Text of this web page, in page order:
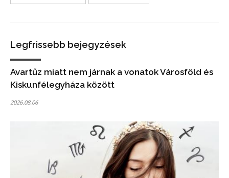
Legfrissebb bejegyzések
Avartűz miatt nem járnak a vonatok Városföld és
Kiskunfélegyháza között
2026.08.06